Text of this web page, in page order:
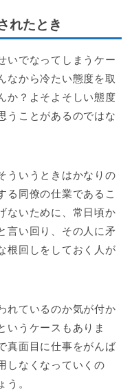
れたとき
いでなってしまうケー
なから冷たい態度を取
か？よそよそしい態度
うことがあるのではな
ういうときはかなりの
る同僚の仕業であるこ
ないために、常日頃か
言い回り、その人に矛
根回しをしておく人が
れているのか気が付か
いうケースもありま
真面目に仕事をがんば
しなくなっていくの
う。